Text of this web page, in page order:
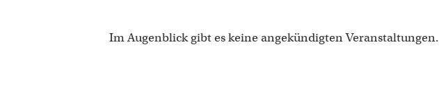
Im Augenblick gibt es keine angekündigten Veranstaltungen.